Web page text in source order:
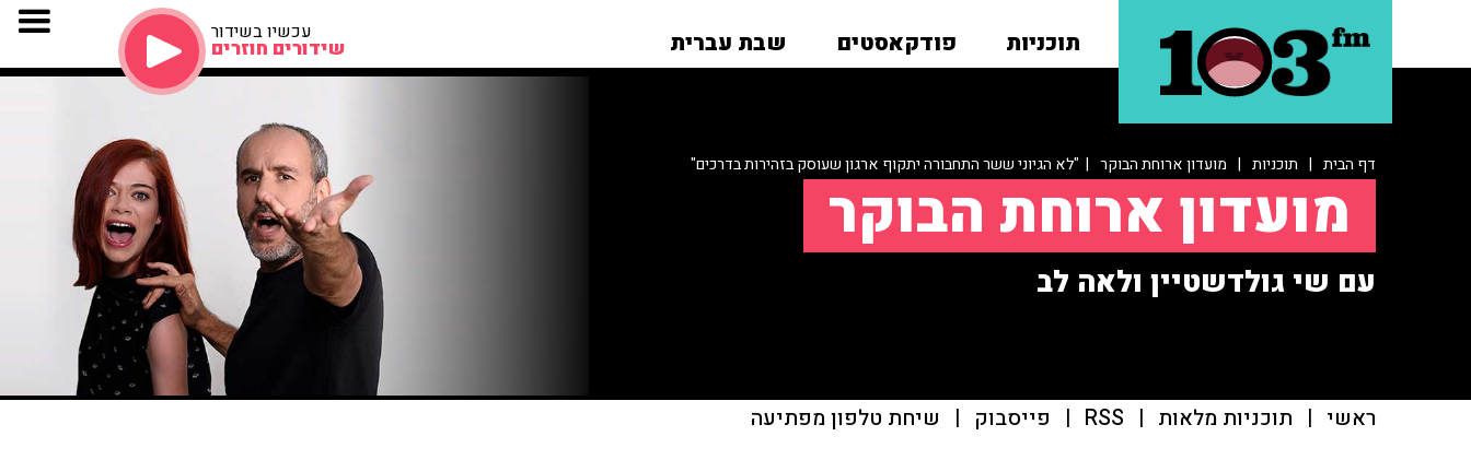
תוכניות פודקאסטים שבת עברית עכשיו בשידור
שידורים חוזרים
דף הבית | תוכניות | מועדון ארוחת הבוקר | "לא הגיוני ששר התחבורה יתקוף ארגון שעוסק בזהירות בדרכים"
מועדון ארוחת הבוקר
עם שי גולדשטיין ולאה לב
ראשי | תוכניות מלאות |
RSS
| פייסבוק | שיחת טלפון מפתיעה